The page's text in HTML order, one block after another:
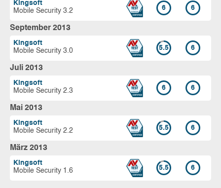
Kingsoft
Mobile Security 3.2
6 6
September 2013
Kingsoft
Mobile Security 3.0
5.5 6
Juli 2013
Kingsoft
Mobile Security 2.3
6 6
Mai 2013
Kingsoft
Mobile Security 2.2
5.5 6
März 2013
Kingsoft
Mobile Security 1.6
5.5 6